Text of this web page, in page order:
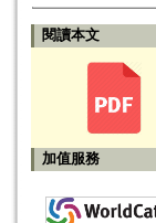
閱讀本文
加值服務